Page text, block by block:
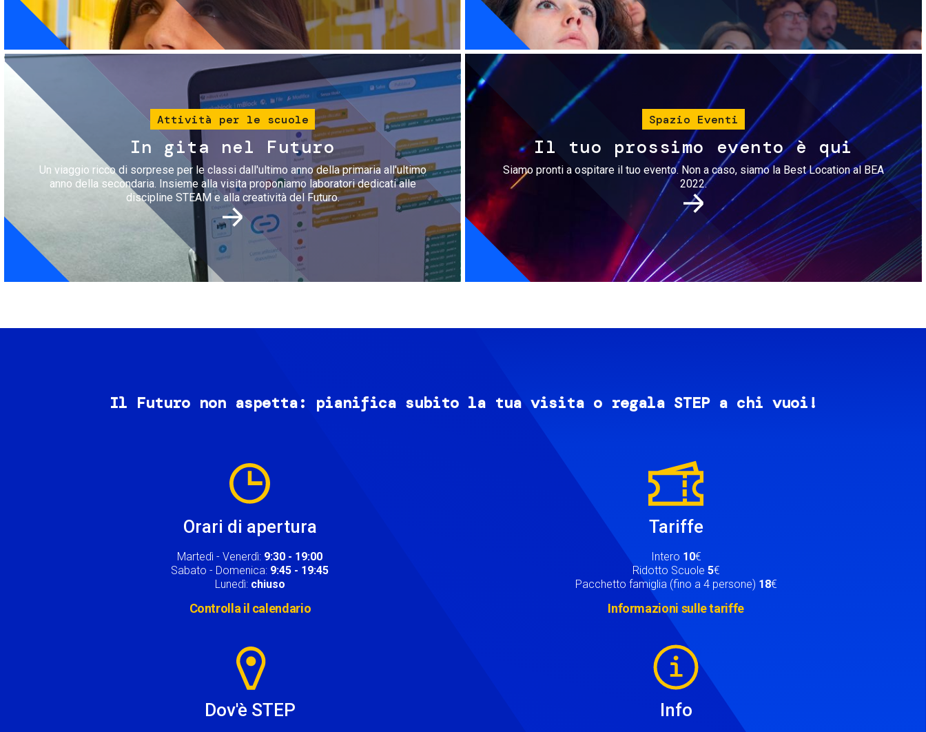
Immagine
Attività per le scuole
In gita nel Futuro
Un viaggio ricco di sorprese per le classi dall'ultimo anno della primaria all'ultimo
anno della secondaria. Insieme alla visita proponiamo laboratori dedicati alle
discipline STEAM e alla creatività del Futuro.
Immagine
Spazio Eventi
Il tuo prossimo evento è qui
Siamo pronti a ospitare il tuo evento. Non a caso, siamo la Best Location al BEA
2022.
Il Futuro non aspetta: pianifica subito la tua visita o regala STEP a chi vuoi!
Orari di apertura
Martedì - Venerdì: 9:30 - 19:00
Sabato - Domenica: 9:45 - 19:45
Lunedì: chiuso
Controlla il calendario
Tariffe
Intero 10€
Ridotto Scuole 5€
Pacchetto famiglia (fino a 4 persone) 18€
Informazioni sulle tariffe
Dov'è STEP Info